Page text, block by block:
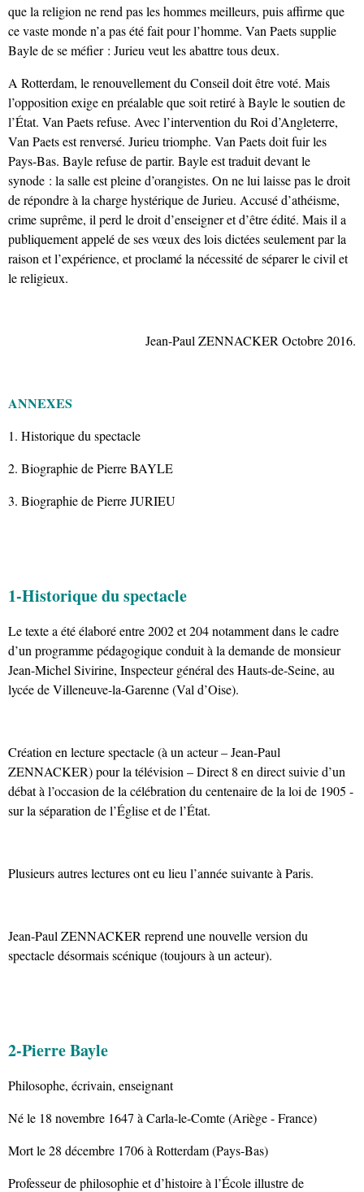
que la religion ne rend pas les hommes meilleurs, puis affirme que
ce vaste monde n’a pas été fait pour l’homme. Van Paets supplie
Bayle de se méfier : Jurieu veut les abattre tous deux.
A Rotterdam, le renouvellement du Conseil doit être voté. Mais
l’opposition exige en préalable que soit retiré à Bayle le soutien de
l’État. Van Paets refuse. Avec l’intervention du Roi d’Angleterre,
Van Paets est renversé. Jurieu triomphe. Van Paets doit fuir les
Pays-Bas. Bayle refuse de partir. Bayle est traduit devant le
synode : la salle est pleine d’orangistes. On ne lui laisse pas le droit
de répondre à la charge hystérique de Jurieu. Accusé d’athéisme,
crime suprême, il perd le droit d’enseigner et d’être édité. Mais il a
publiquement appelé de ses vœux des lois dictées seulement par la
raison et l’expérience, et proclamé la nécessité de séparer le civil et
le religieux.
Jean-Paul ZENNACKER Octobre 2016.
ANNEXES
1. Historique du spectacle
2. Biographie de Pierre BAYLE
3. Biographie de Pierre JURIEU
1-Historique du spectacle
Le texte a été élaboré entre 2002 et 204 notamment dans le cadre
d’un programme pédagogique conduit à la demande de monsieur
Jean-Michel Sivirine, Inspecteur général des Hauts-de-Seine, au
lycée de Villeneuve-la-Garenne (Val d’Oise).
Création en lecture spectacle (à un acteur – Jean-Paul
ZENNACKER) pour la télévision – Direct 8 en direct suivie d’un
débat à l’occasion de la célébration du centenaire de la loi de 1905 -
sur la séparation de l’Église et de l’État.
Plusieurs autres lectures ont eu lieu l’année suivante à Paris.
Jean-Paul ZENNACKER reprend une nouvelle version du
spectacle désormais scénique (toujours à un acteur).
2-Pierre Bayle
Philosophe, écrivain, enseignant
Né le 18 novembre 1647 à Carla-le-Comte (Ariège - France)
Mort le 28 décembre 1706 à Rotterdam (Pays-Bas)
Professeur de philosophie et d’histoire à l’École illustre de